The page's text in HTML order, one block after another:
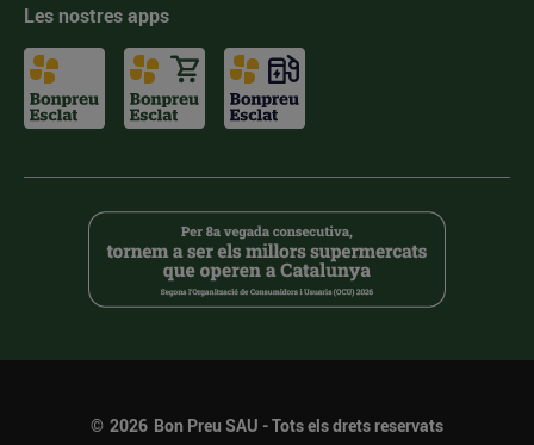
Les nostres apps
© 2026 Bon Preu SAU - Tots els drets reservats